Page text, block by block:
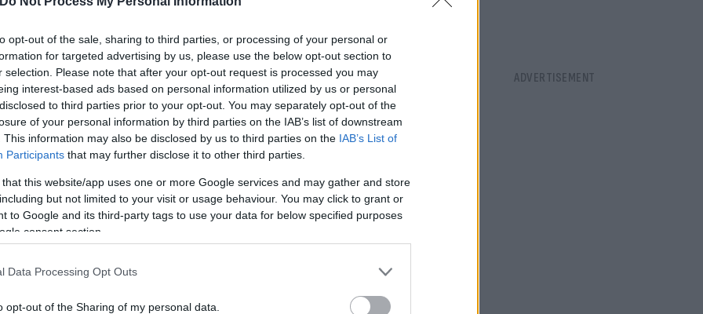
opt-out of the sale, sharing to third parties, or processing of your personal or
for targeted advertising by us, please use the below opt-out section to
selection. Please note that after your opt-out request is processed you may
interest-based ads based on personal information utilized by us or personal
to third parties prior to your opt-out. You may separately opt-out of the
of your personal information by third parties on the IAB’s list of downstream
This information may also be disclosed by us to third parties on the IAB’s List of
Participants that may further disclose it to other third parties.
that this website/app uses one or more Google services and may gather and store
but not limited to your visit or usage behaviour. You may click to grant or
to Google and its third-party tags to use your data for below specified purposes
consent section.
Data Processing Opt Outs
opt-out of the Sharing of my personal data.
τον ΣΚΑΙ άλλου ένα επεισόδιου του Ντοκυμαντέρ της
που κατέστρεψαν την Ευρώπη και έσπρωξαν την Ελλάδα